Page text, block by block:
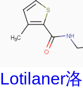
Lotilaner